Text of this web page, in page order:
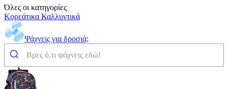
Όλες οι κατηγορίες
Κορεάτικα Καλλυντικά
Ψάχνεις για δροσιά;